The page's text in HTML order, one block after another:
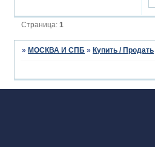
Страница:1
» МОСКВА И СПБ » Купить / Продать